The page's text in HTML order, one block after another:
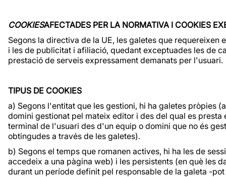
COOKIESAFECTADES PER LA NORMATIVA I COOKIES
Segons la directiva de la UE, les galetes que
i les de publicitat i afiliació, quedant exceptuades les de
prestació de serveis expressament demanats per l'usuari.
TIPUS DE COOKIES
a) Segons l'entitat que les gestioni, hi ha galetes pròpies
domini gestionat pel mateix editor i des del qual es
terminal de l'usuari des d'un equip o domini que no és
obtingudes a través de les galetes).
b) Segons el temps que romanen actives, hi ha les de
accedeix a una pàgina web) i les persistents (en què les
durant un període definit pel responsable de la galeta -